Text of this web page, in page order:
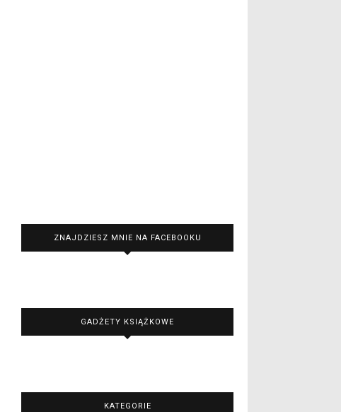
ZNAJDZIESZ MNIE NA FACEBOOKU
GADŻETY KSIĄŻKOWE
KATEGORIE